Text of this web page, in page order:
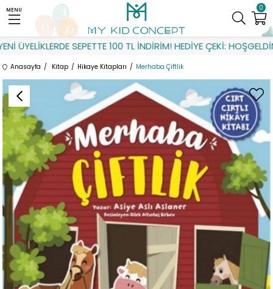
SEPETTE 100 TL İNDİRİM! HEDİYE ÇEKİ: HOŞGELDİN
0
MENU
Anasayfa Kitap Hikaye Kitapları Merhaba Çiftlik